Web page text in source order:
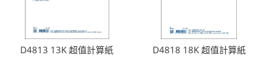
D4813 13K 超值計算紙 D4818 18K 超值計算紙